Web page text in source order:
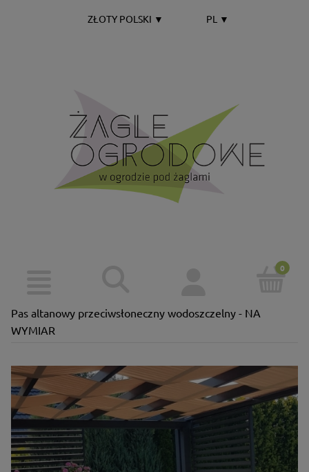
ZŁOTY POLSKI ▼ PL ▼
Pas altanowy przeciwsłoneczny wodoszczelny - NA
WYMIAR